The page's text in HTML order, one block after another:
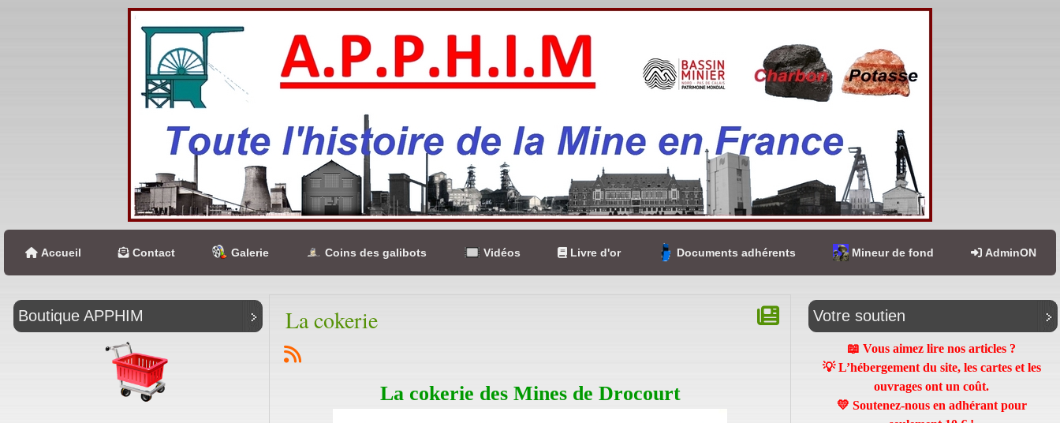
Accueil Contact Galerie Coins des galibots Vidéos Livre d'or Documents adhérents Mineur de fond AdminON
Boutique APPHIM La cokerie
La cokerie des Mines de Drocourt
Votre soutien
📖 Vous aimez lire nos articles ?
💡 L’hébergement du site, les cartes et les
ouvrages ont un coût.
💛 Soutenez-nous en adhérant pour